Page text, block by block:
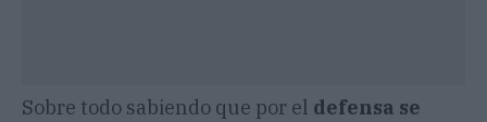
Sobre todo sabiendo que por el defensa se